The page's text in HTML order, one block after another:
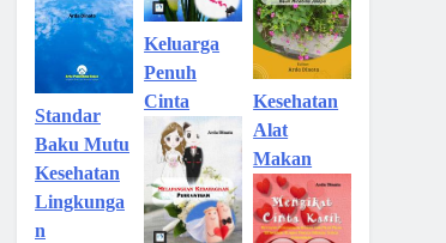
Standar
Baku Mutu
Kesehatan
Lingkunga
n
Keluarga
Penuh
Cinta
Kesehatan
Alat
Makan